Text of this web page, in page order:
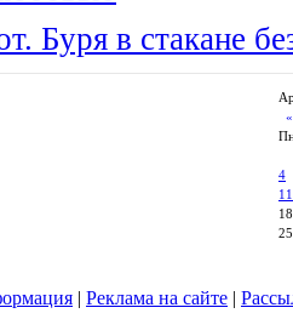
Буря в стакане
4
11
18
25
| Реклама на сайте |